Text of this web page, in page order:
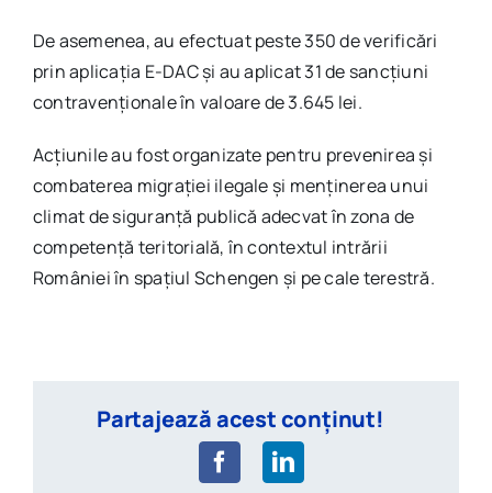
De asemenea, au efectuat peste 350 de verificări
prin aplicația E-DAC și au aplicat 31 de sancțiuni
contravenționale în valoare de 3.645 lei.
Acțiunile au fost organizate pentru prevenirea și
combaterea migrației ilegale și menținerea unui
climat de siguranță publică adecvat în zona de
competență teritorială, în contextul intrării
României în spațiul Schengen și pe cale terestră.
Partajează acest conținut!